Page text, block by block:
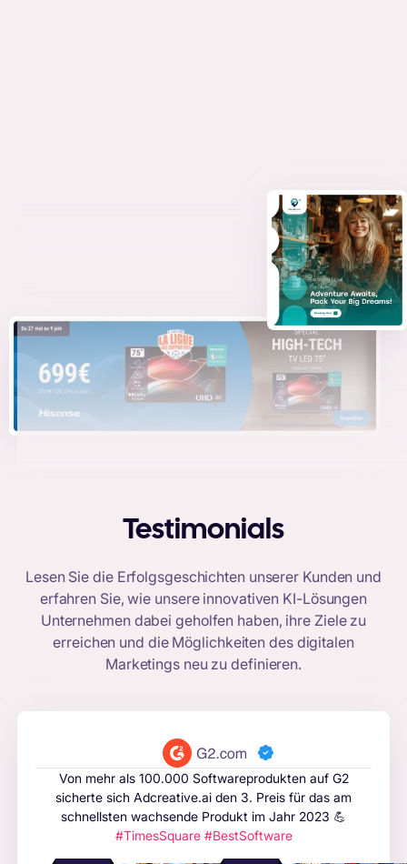
Testimonials
Lesen Sie die Erfolgsgeschichten unserer Kunden und
erfahren Sie, wie unsere innovativen KI-Lösungen
Unternehmen dabei geholfen haben, ihre Ziele zu
erreichen und die Möglichkeiten des digitalen
Marketings neu zu definieren.
Von mehr als 100.000 Softwareprodukten auf G2
sicherte sich Adcreative.ai den 3. Preis für das am
schnellsten wachsende Produkt im Jahr 2023 💪
#TimesSquare #BestSoftware